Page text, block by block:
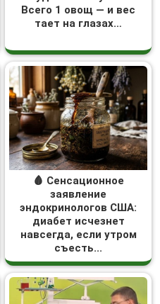
Всего 1 овощ — и вес
тает на глазах…
🩸 Сенсационное
заявление
эндокринологов США:
диабет исчезнет
навсегда, если утром
съесть...